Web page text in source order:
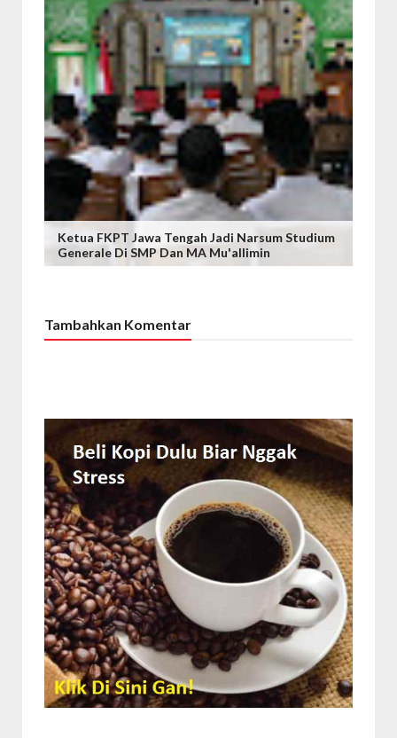
Ketua FKPT Jawa Tengah Jadi Narsum Studium
Generale Di SMP Dan MA Mu'allimin
Tambahkan Komentar